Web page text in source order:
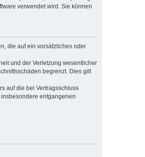
verwendet wird. Sie können
die auf ein vorsätzliches oder
und der Verletzung wesentlicher
begrenzt. Dies gilt
auf die bei Vertragsschluss
entgangenen